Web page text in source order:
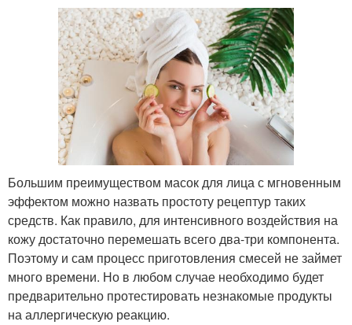
Большим преимуществом масок для лица с мгновенным
эффектом можно назвать простоту рецептур таких
средств. Как правило, для интенсивного воздействия на
кожу достаточно перемешать всего два-три компонента.
Поэтому и сам процесс приготовления смесей не займет
много времени. Но в любом случае необходимо будет
предварительно протестировать незнакомые продукты
на аллергическую реакцию.